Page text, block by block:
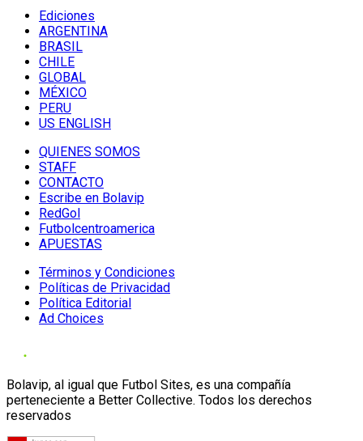
Ediciones
ARGENTINA
BRASIL
CHILE
GLOBAL
MÉXICO
PERU
US ENGLISH
QUIENES SOMOS
STAFF
CONTACTO
Escribe en Bolavip
RedGol
Futbolcentroamerica
APUESTAS
Términos y Condiciones
Políticas de Privacidad
Política Editorial
Ad Choices
Bolavip, al igual que Futbol Sites, es una compañía
perteneciente a Better Collective. Todos los derechos
reservados